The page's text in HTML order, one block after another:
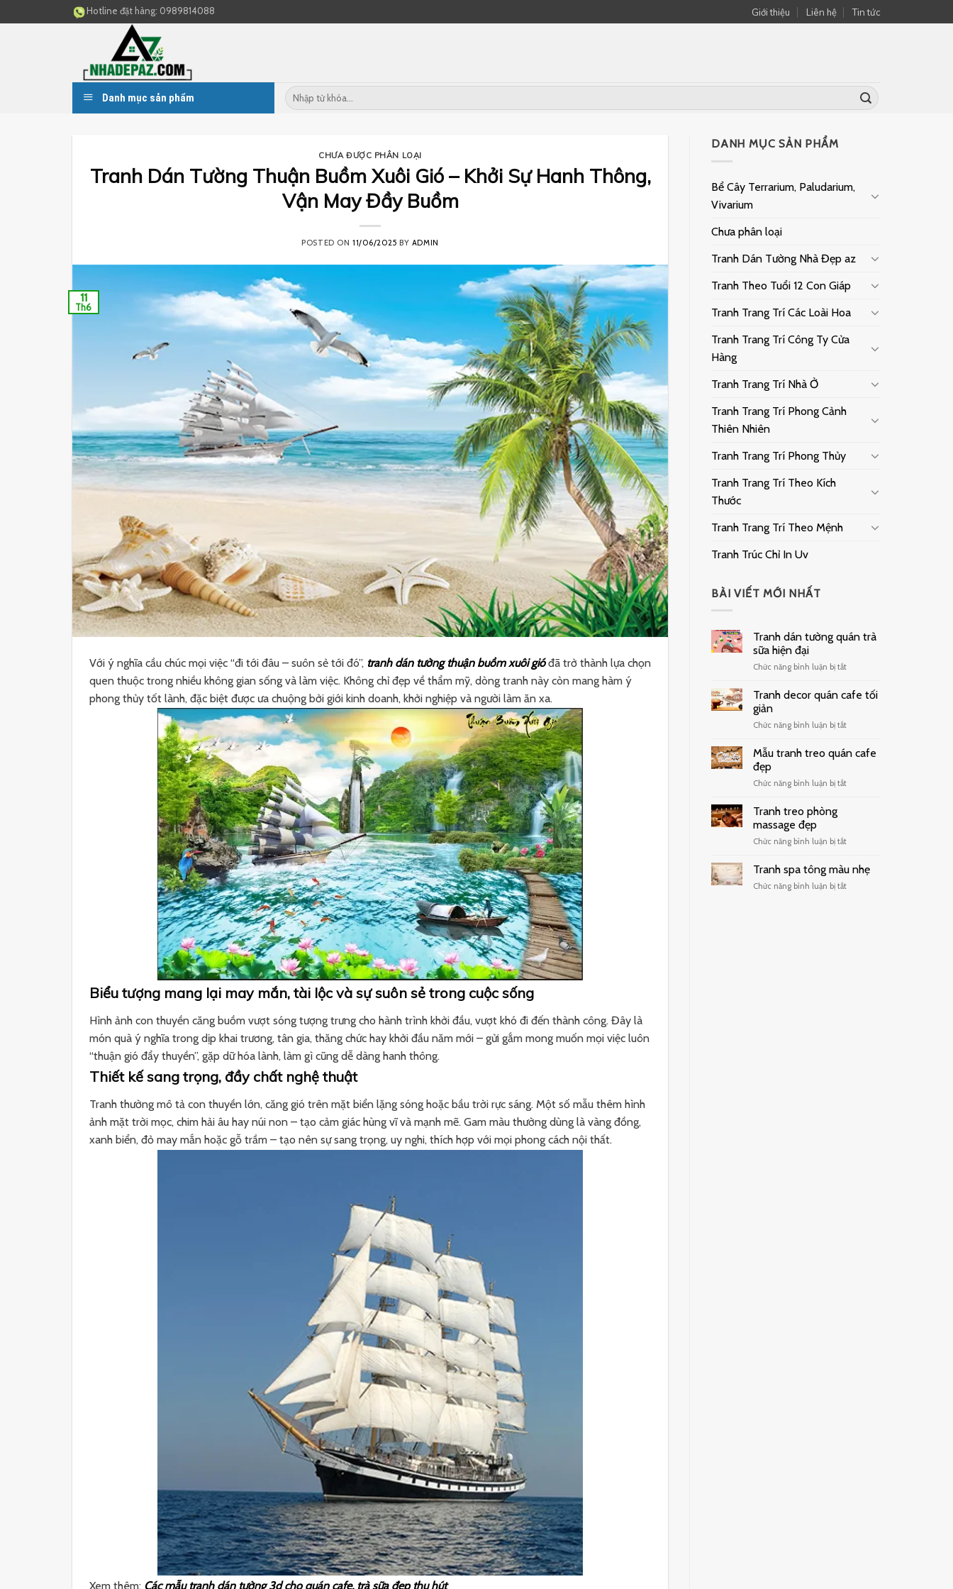
to
Hotline đặt hàng: 0989814088 Giới thiệu Liên hệ Tin tức
Danh mục sản phẩm
CHƯA ĐƯỢC PHÂN LOẠI
Tranh Dán Tường Thuận Buồm Xuôi Gió – Khởi Sự Hanh Thông,
Vận May Đầy Buồm
POSTED ON 11/06/2025 BY ADMIN
11
Th6
Với ý nghĩa cầu chúc mọi việc “đi tới đâu – suôn sẻ tới đó”, tranh dán tường thuận buồm xuôi gióđã trở thành lựa chọn
quen thuộc trong nhiều không gian sống và làm việc. Không chỉ đẹp về thẩm mỹ, dòng tranh này còn mang hàm ý
phong thủy tốt lành, đặc biệt được ưa chuộng bởi giới kinh doanh, khởi nghiệp và người làm ăn xa.
Biểu tượng mang lại may mắn, tài lộc và sự suôn sẻ trong cuộc sống
Hình ảnh con thuyền căng buồm vượt sóng tượng trưng cho hành trình khởi đầu, vượt khó đi đến thành công. Đây là
món quà ý nghĩa trong dịp khai trương, tân gia, thăng chức hay khởi đầu năm mới – gửi gắm mong muốn mọi việc luôn
“thuận gió đẩy thuyền”, gặp dữ hóa lành, làm gì cũng dễ dàng hanh thông.
Thiết kế sang trọng, đầy chất nghệ thuật
Tranh thường mô tả con thuyền lớn, căng gió trên mặt biển lặng sóng hoặc bầu trời rực sáng. Một số mẫu thêm hình
ảnh mặt trời mọc, chim hải âu hay núi non – tạo cảm giác hùng vĩ và mạnh mẽ. Gam màu thường dùng là vàng đồng,
xanh biển, đỏ may mắn hoặc gỗ trầm – tạo nên sự sang trọng, uy nghi, thích hợp với mọi phong cách nội thất.
Xem thêm: Các mẫu tranh dán tường 3d cho quán cafe, trà sữa đẹp thu hút
DANH MỤC SẢN PHẨM
Bể Cây Terrarium, Paludarium,
Vivarium
Chưa phân loại
Tranh Dán Tường Nhà Đẹp az
Tranh Theo Tuổi 12 Con Giáp
Tranh Trang Trí Các Loài Hoa
Tranh Trang Trí Công Ty Cửa
Hàng
Tranh Trang Trí Nhà Ở
Tranh Trang Trí Phong Cảnh
Thiên Nhiên
Tranh Trang Trí Phong Thủy
Tranh Trang Trí Theo Kích
Thước
Tranh Trang Trí Theo Mệnh
Tranh Trúc Chỉ In Uv
BÀI VIẾT MỚI NHẤT
Tranh dán tường quán trà
sữa hiện đại
Chức năng bình luận bị tắtở
dán
trà
hiện
Tranh decor quán cafe tối
giản
Chức năng bình luận bị tắtở
decor
tối
Mẫu tranh treo quán cafe
đẹp
Chức năng bình luận bị tắtở
cafe
Tranh treo phòng
massage đẹp
Chức năng bình luận bị tắtở
treo
phòng
massage
Tranh spa tông màu nhẹ
Chức năng bình luận bị tắtở